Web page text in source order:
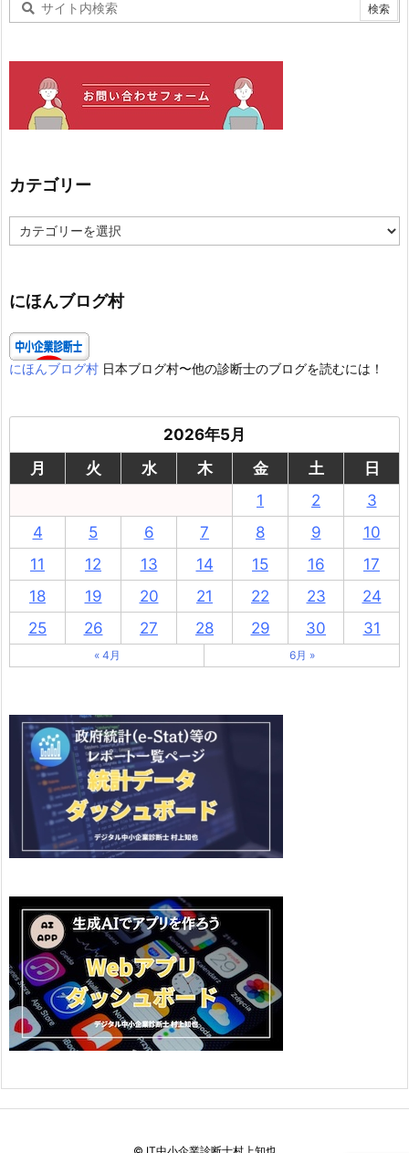
カテゴリー
テ
ー
にほんブログ村
にほんブログ村 日本ブログ村〜他の診断士のブログを読むには！
2026年5月
月
火 水 木 金 土
日
1
2
3
4
5 6 7 8 9
10
11
12 13 14 15 16
17
18
19 20 21 22 23
24
25
26 27 28 29 30 31
« 4月 6月 »